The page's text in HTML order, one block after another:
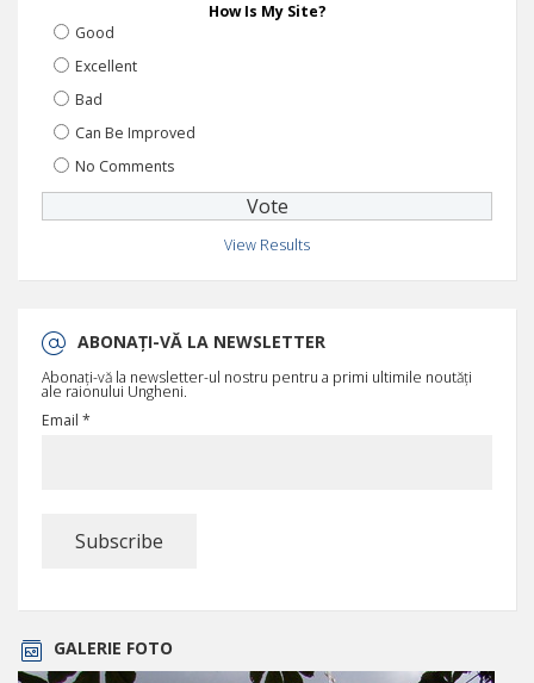
How Is My Site?
Good
Excellent
Bad
Can Be Improved
No Comments
View Results
ABONAȚI-VĂ LA NEWSLETTER
Abonați-vă la newsletter-ul nostru pentru a primi ultimile noutăți
ale raionului Ungheni.
Email *
GALERIE FOTO